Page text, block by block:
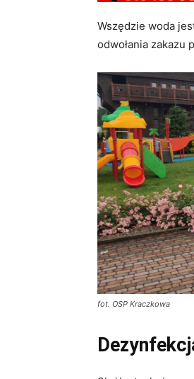
Wszędzie woda
odwołania zakazu
fot. OSP Kraczkowa